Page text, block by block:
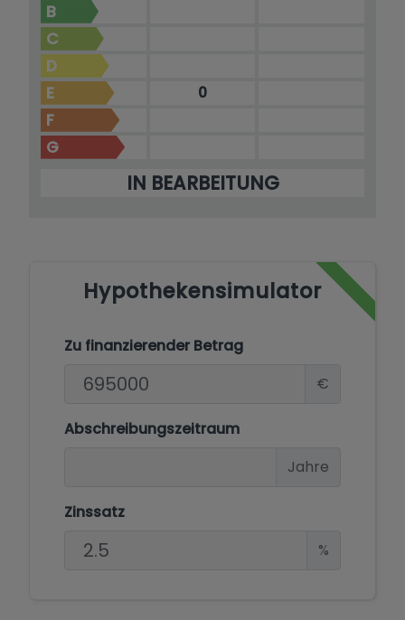
perfekter Harmonie vereint sind.
B
C
D
E
0
F
G
IN BEARBEITUNG
Hypothekensimulator
Zu finanzierender Betrag
€
Abschreibungszeitraum
Jahre
Zinssatz
%